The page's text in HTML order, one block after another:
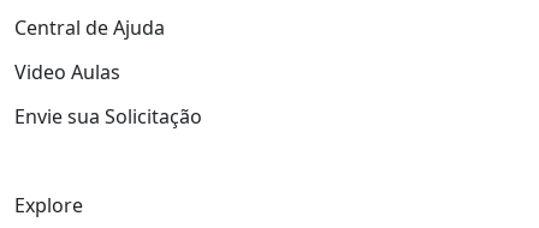
Central de Ajuda
Video Aulas
Envie sua Solicitação
Explore